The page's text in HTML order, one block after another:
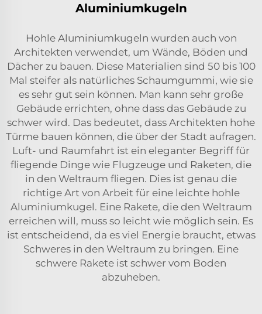
Aluminiumkugeln
Hohle Aluminiumkugeln wurden auch von
Architekten verwendet, um Wände, Böden und
Dächer zu bauen. Diese Materialien sind 50 bis 100
Mal steifer als natürliches Schaumgummi, wie sie
es sehr gut sein können. Man kann sehr große
Gebäude errichten, ohne dass das Gebäude zu
schwer wird. Das bedeutet, dass Architekten hohe
Türme bauen können, die über der Stadt aufragen.
Luft- und Raumfahrt ist ein eleganter Begriff für
fliegende Dinge wie Flugzeuge und Raketen, die
in den Weltraum fliegen. Dies ist genau die
richtige Art von Arbeit für eine leichte hohle
Aluminiumkugel. Eine Rakete, die den Weltraum
erreichen will, muss so leicht wie möglich sein. Es
ist entscheidend, da es viel Energie braucht, etwas
Schweres in den Weltraum zu bringen. Eine
schwere Rakete ist schwer vom Boden
abzuheben.